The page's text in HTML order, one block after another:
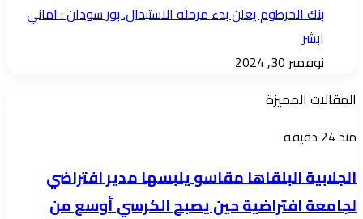
بنك الخرطوم يعلن بدء مرحله الاستبدال. بور سودان : اماني
ابشر
نوفمبر 30, 2024
المقالات المميزة
الجلابية
مقاسو
يلبسها
منذ 24 دقيقة
الجلابية البلقاها مقاسو يلبسها ​مدير افتراضي
لجامعة افتراضية حين يصبح الكرسي أوسع من